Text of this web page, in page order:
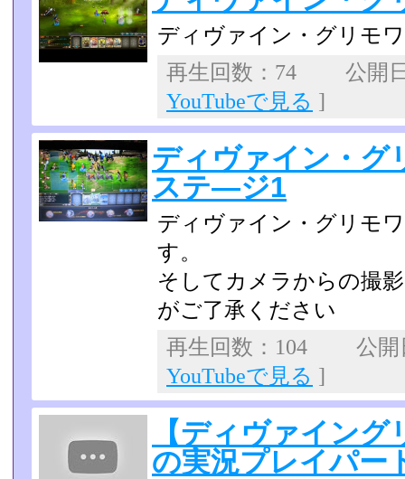
ディヴァイン・グリモ
再生回数：74 公開
YouTubeで見る ]
ディヴァイン・グ
ステ―ジ1
ディヴァイン・グリモ
す。
そしてカメラからの撮
がご了承ください
再生回数：104 公
YouTubeで見る ]
【ディヴァイン
の実況プレイパー